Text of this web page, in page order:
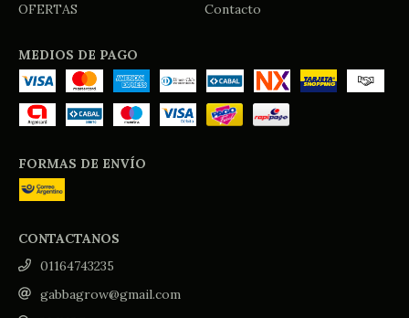
OFERTAS Contacto
MEDIOS DE PAGO
FORMAS DE ENVÍO
CONTACTANOS
01164743235
gabbagrow@gmail.com